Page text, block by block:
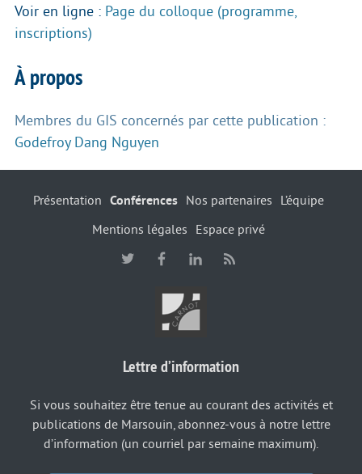
Voir en ligne : Page du colloque (programme,
inscriptions)
À propos
Membres du GIS concernés par cette publication :
Godefroy Dang Nguyen
Présentation Conférences Nos partenaires
L’équipe
Mentions légales
Espace privé
Lettre d’information
Si vous souhaitez être tenue au courant des activités et
publications de Marsouin, abonnez-vous à notre lettre
d’information (un courriel par semaine maximum).